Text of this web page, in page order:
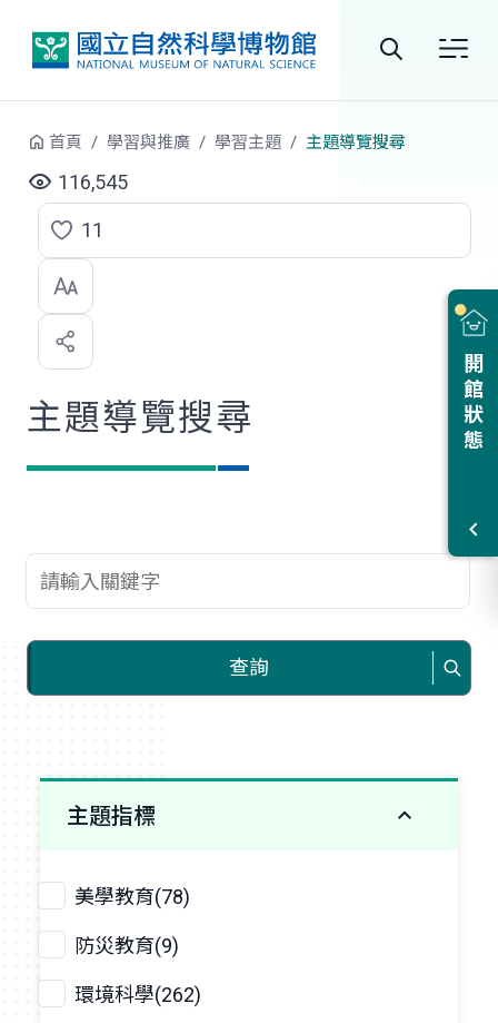
站
尋
開館狀態
首頁 學習與推廣 學習主題 主題導覽搜尋
116,545
點
選
喜
歡
11
主題導覽搜尋
查詢關鍵字
查詢
主題指標
美學教育(78)
防災教育(9)
環境科學(262)